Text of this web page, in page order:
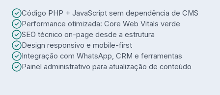
Código PHP + JavaScript sem dependência de CMS
Performance otimizada: Core Web Vitals verde
SEO técnico on-page desde a estrutura
Design responsivo e mobile-first
Integração com WhatsApp, CRM e ferramentas
Painel administrativo para atualização de conteúdo